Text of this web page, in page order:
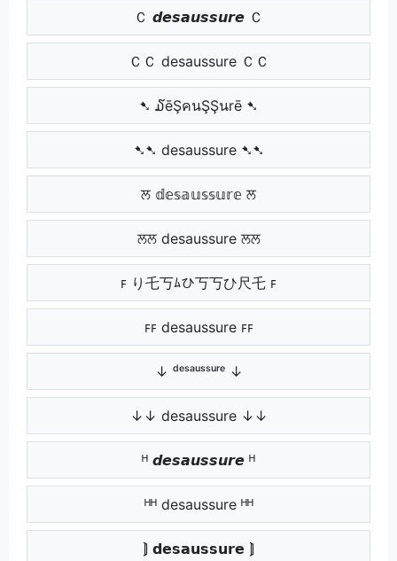
Ｃ 𝙙𝙚𝙨𝙖𝙪𝙨𝙨𝙪𝙧𝙚 Ｃ
ＣＣ desaussure ＣＣ
➷ ໓ēŞคนŞŞนrē ➷
➷➷ desaussure ➷➷
ਲ 𝕕𝕖𝕤𝕒𝕦𝕤𝕤𝕦𝕣𝕖 ਲ
ਲਲ desaussure ਲਲ
ꜰ り乇丂ﾑひ丂丂ひ尺乇 ꜰ
ꜰꜰ desaussure ꜰꜰ
↓ ᵈᵉˢᵃᵘˢˢᵘʳᵉ ↓
↓↓ desaussure ↓↓
ᴴ 𝙙𝙚𝙨𝙖𝙪𝙨𝙨𝙪𝙧𝙚 ᴴ
ᴴᴴ desaussure ᴴᴴ
⟭ 𝗱𝗲𝘀𝗮𝘂𝘀𝘀𝘂𝗿𝗲 ⟭